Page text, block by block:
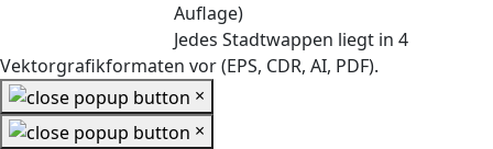
Auflage)
Jedes Stadtwappen liegt in 4
Vektorgrafikformaten vor (EPS, CDR, AI, PDF).
×
×